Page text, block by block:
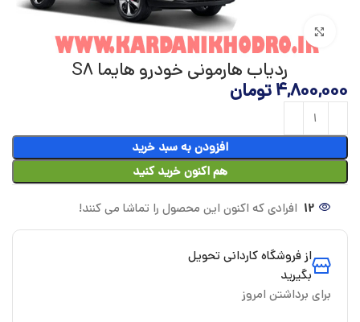
بزرگنمایی تصویر
ردیاب هارمونی خودرو هایما S8
4,800,000تومان
افزودن به سبد خرید
هم اکنون خرید کنید
12 افرادی که اکنون این محصول را تماشا می کنند!
از فروشگاه کاردانی تحویل
بگیرید
برای برداشتن امروز